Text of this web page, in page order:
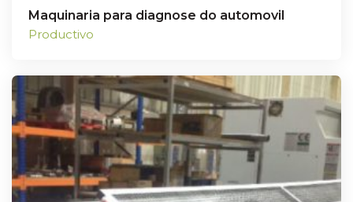
Maquinaria para diagnose do automovil
Productivo